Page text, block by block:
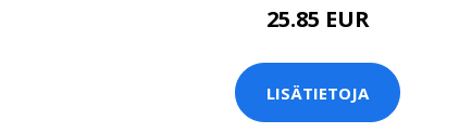
25.85 EUR
LISÄTIETOJA